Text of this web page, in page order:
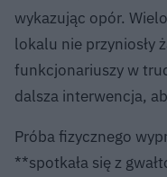
wykazując opór.
lokalu nie przyniosły
funkcjonariuszy w
dalsza interwencja,
Próba fizycznego
**spotkała się z